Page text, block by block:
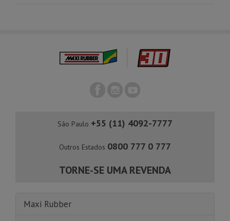
São Paulo +55 (11) 4092-7777
Outros Estados 0800 777 0 777
TORNE-SE UMA REVENDA
Maxi Rubber